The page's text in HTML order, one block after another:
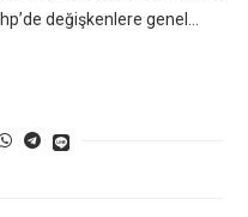
değişkenlere genel…